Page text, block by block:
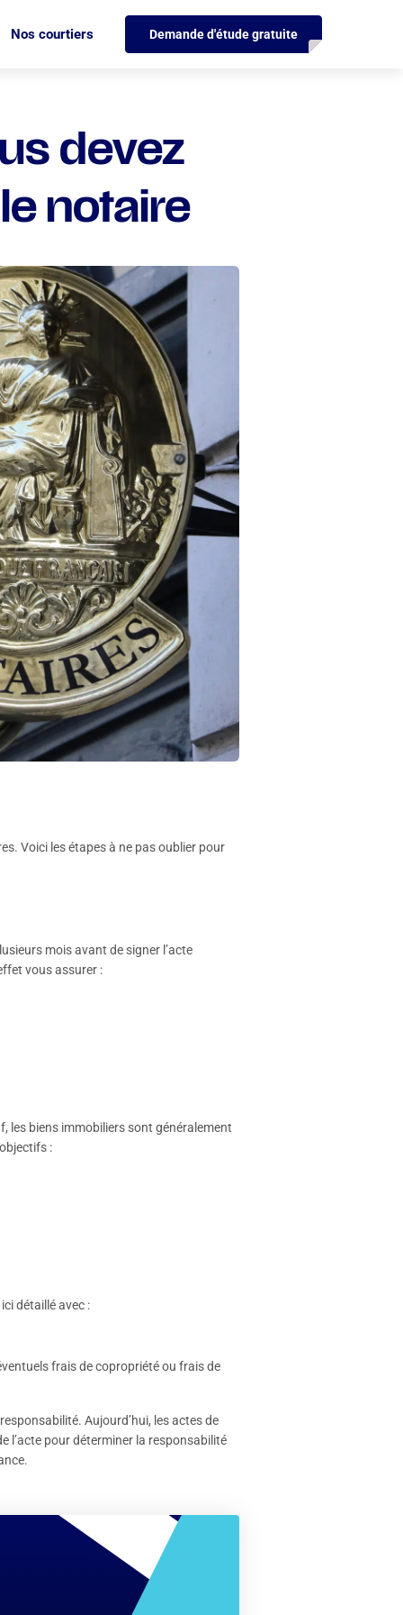
Nos courtiers Demande d'étude gratuite
devez
notaire
Voici les étapes à ne pas oublier pour
mois avant de signer l’acte
vous assurer :
les biens immobiliers sont généralement
:
détaillé avec :
frais de copropriété ou frais de
Aujourd’hui, les actes de
l’acte pour déterminer la responsabilité